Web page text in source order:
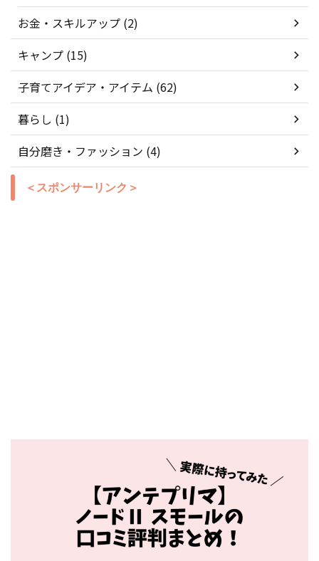
お金・スキルアップ (2)
キャンプ (15)
子育てアイデア・アイテム (62)
暮らし (1)
自分磨き・ファッション (4)
＜スポンサーリンク＞